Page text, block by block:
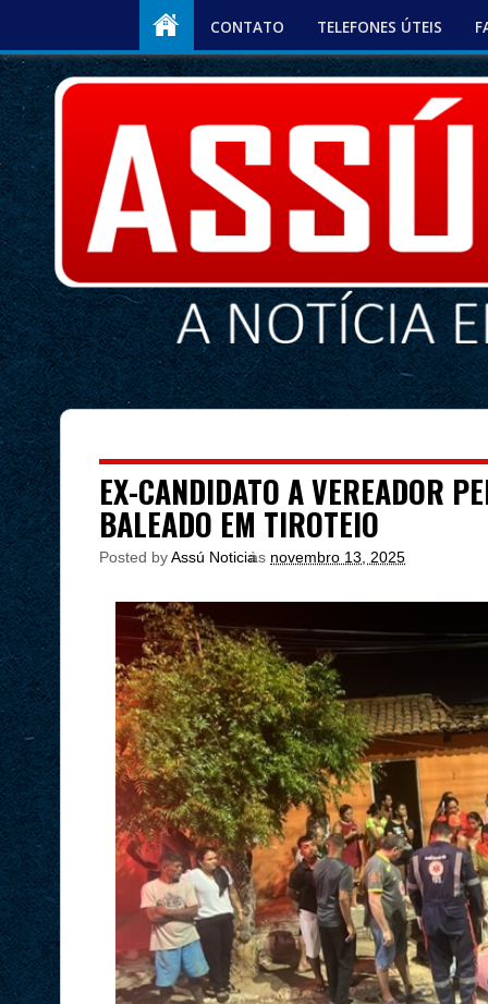
CONTATO TELEFONES ÚTEIS
EX-CANDIDATO A VEREADOR
BALEADO EM TIROTEIO
Posted byAssú Noticia
às novembro 13, 2025